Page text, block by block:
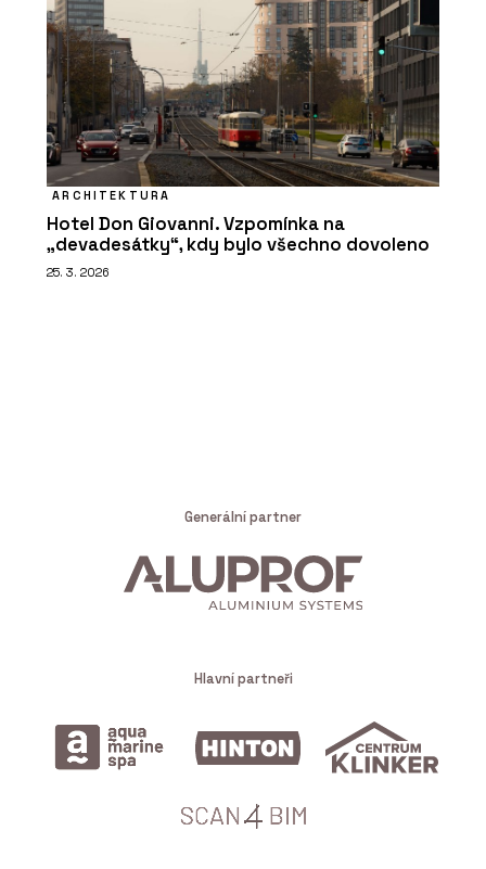
ARCHITEKTURA
Hotel Don Giovanni. Vzpomínka na
„devadesátky“, kdy bylo všechno dovoleno
25. 3. 2026
Generální partner
Hlavní partneři